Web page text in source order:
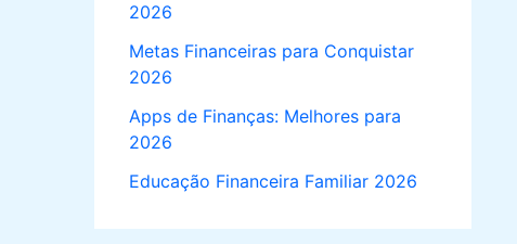
2026
Metas Financeiras para Conquistar
2026
Apps de Finanças: Melhores para
2026
Educação Financeira Familiar 2026